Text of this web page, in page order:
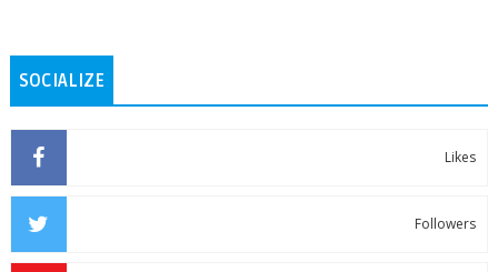
SOCIALIZE
Likes
Followers